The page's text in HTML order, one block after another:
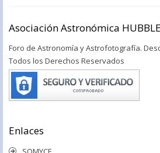
Asociación Astronómica
Foro de Astronomía y Astrofotografía.
Todos los Derechos Reservados
Enlaces